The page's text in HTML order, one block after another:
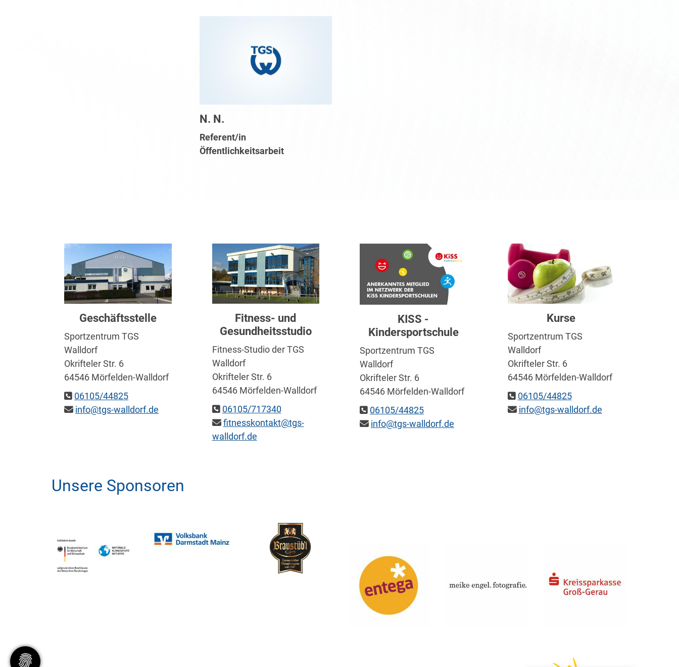
N. N.
Referent/in
Öffentlichkeitsarbeit
Geschäftsstelle
Sportzentrum TGS
Walldorf
Okrifteler Str. 6
64546 Mörfelden-Walldorf
06105/44825
info@tgs-walldorf.de
Fitness- und
Gesundheitsstudio
Fitness-Studio der TGS
Walldorf
Okrifteler Str. 6
64546 Mörfelden-Walldorf
06105/717340
fitnesskontakt@tgs-
walldorf.de
KISS -
Kindersportschule
Sportzentrum TGS
Walldorf
Okrifteler Str. 6
64546 Mörfelden-Walldorf
06105/44825
info@tgs-walldorf.de
Kurse
Sportzentrum TGS
Walldorf
Okrifteler Str. 6
64546 Mörfelden-Walldorf
06105/44825
info@tgs-walldorf.de
Unsere Sponsoren